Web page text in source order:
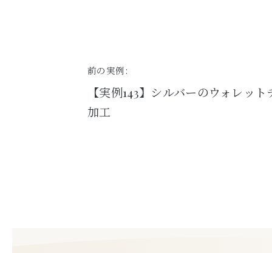
前の実例:
【実例143】シルバーのウォレッ
加工